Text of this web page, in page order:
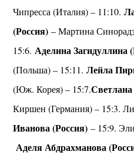
Чипресса (Италия) – 11:10.
(Россия)– Мартина
15:6.Аделина Загидуллина
(Польша) – 15:11.Лейла
(Юж. Корея) – 15:7.
Киршен (Германия) – 15:3.
Иванова (Россия) – 15:9.
Аделя Абдрахманова